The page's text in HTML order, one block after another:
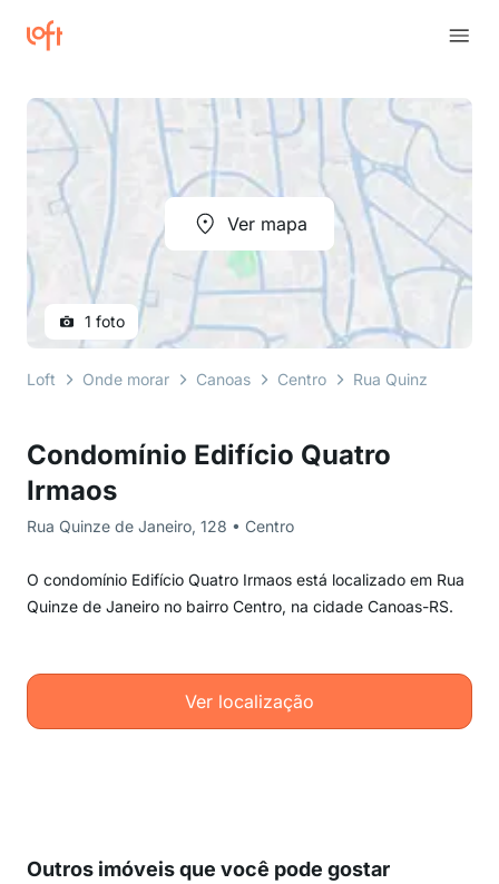
Condomínio Edifício Quatro
Irmaos
Rua Quinze de Janeiro, 128 • Centro
O condomínio Edifício Quatro Irmaos está localizado em Rua
Quinze de Janeiro no bairro Centro, na cidade Canoas-RS.
Ver localização
Ver mapa
1 foto
Loft Onde morar Canoas Centro Rua Quinze de
Outros imóveis que você pode gostar